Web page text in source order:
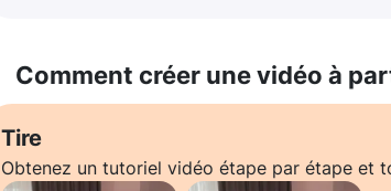
Comment créer une vidéo à
Tire
Obtenez un tutoriel vidéo étape par étape et